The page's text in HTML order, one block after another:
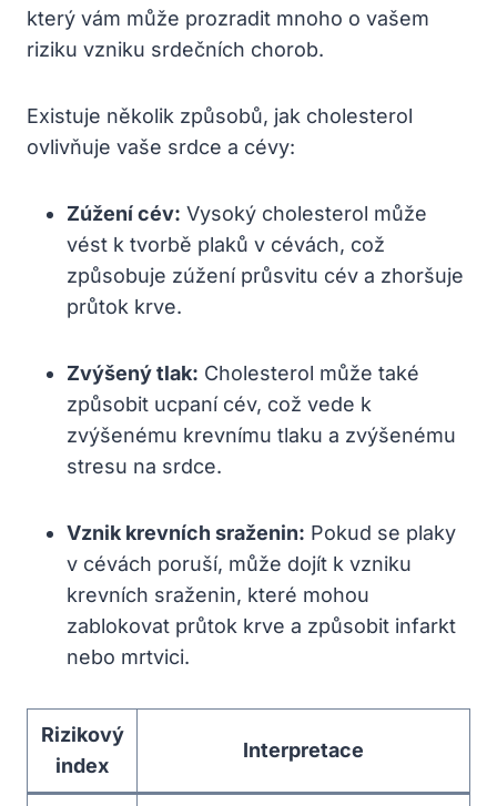
který vám může prozradit mnoho⁢ o⁣ vašem
riziku ‌vzniku srdečních chorob.
Existuje několik⁤ způsobů, jak cholesterol
ovlivňuje vaše srdce a cévy:
Zúžení ‍cév: Vysoký cholesterol může
vést ‍k tvorbě plaků v​ cévách, což
způsobuje zúžení průsvitu‍ cév a zhoršuje​
průtok krve.
Zvýšený ⁢tlak: Cholesterol může také
způsobit ucpaní cév, což vede k
zvýšenému krevnímu tlaku⁣ a zvýšenému
stresu na srdce.
Vznik krevních sraženin: Pokud se plaky
v‍ cévách poruší, může dojít k vzniku
krevních sraženin, které mohou
zablokovat průtok krve a způsobit infarkt
nebo mrtvici.
Rizikový
index
Interpretace